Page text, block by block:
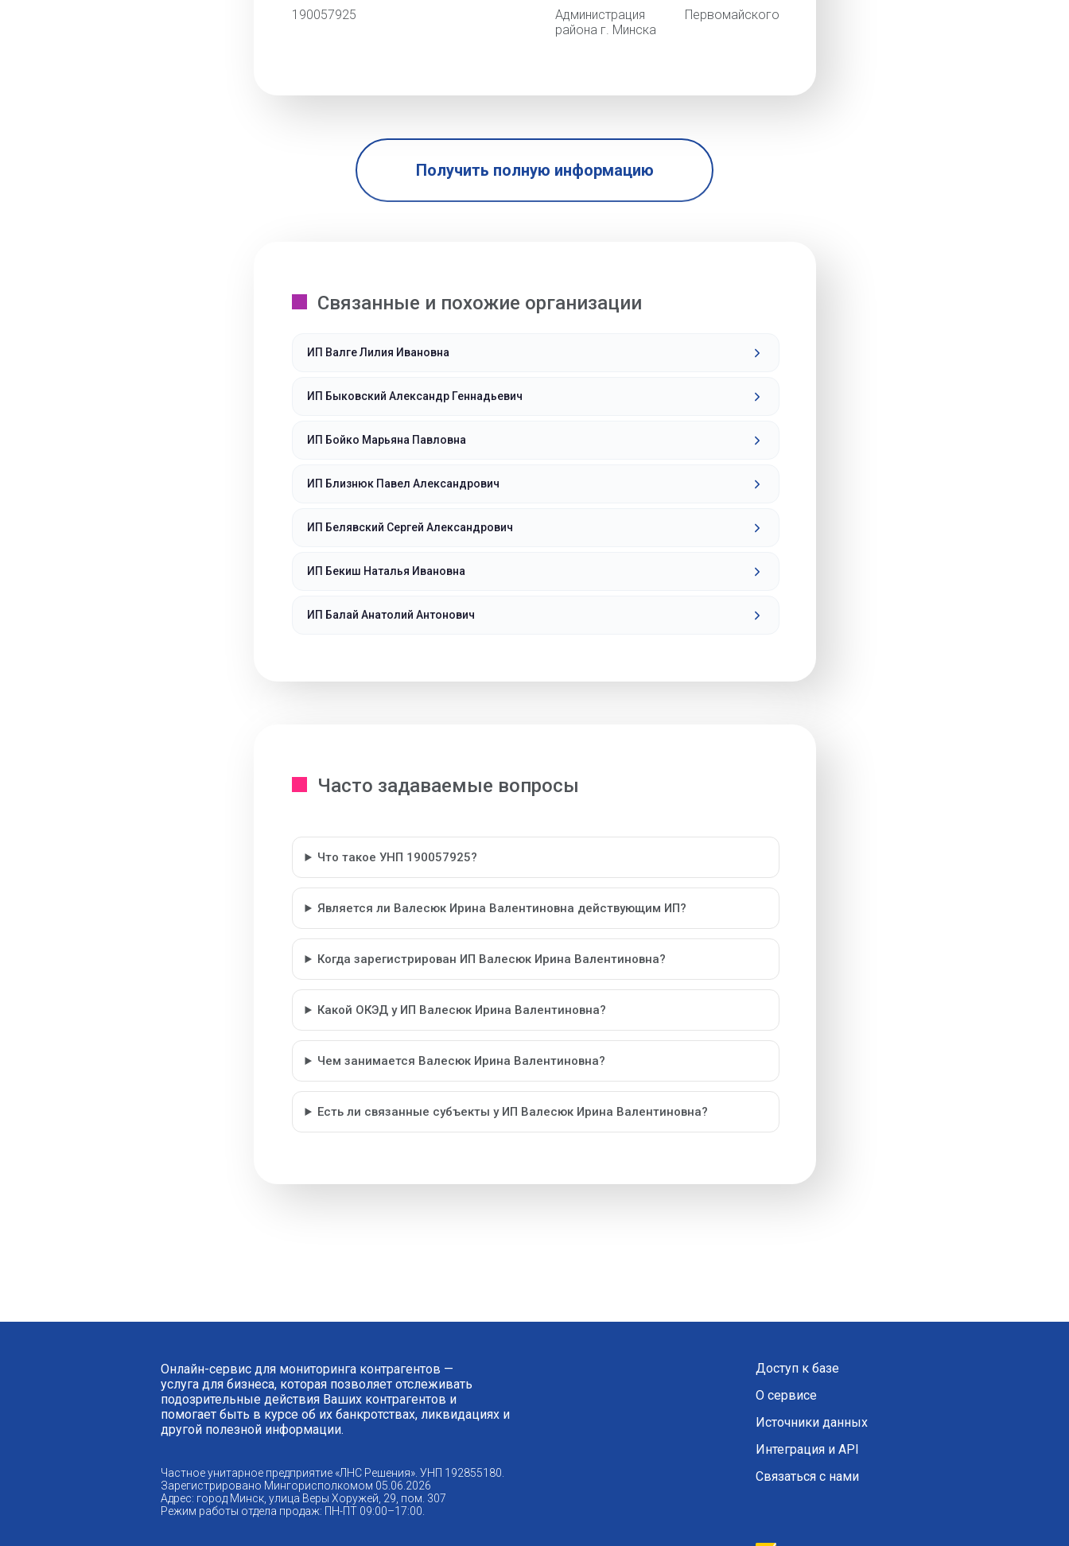
190057925
Администрация Первомайского
района г. Минска
Получить полную информацию
Связанные и похожие организации
ИП Валге Лилия Ивановна
ИП Быковский Александр Геннадьевич
ИП Бойко Марьяна Павловна
ИП Близнюк Павел Александрович
ИП Белявский Сергей Александрович
ИП Бекиш Наталья Ивановна
ИП Балай Анатолий Антонович
Часто задаваемые вопросы
Что такое УНП 190057925?
Является ли Валесюк Ирина Валентиновна действующим ИП?
Когда зарегистрирован ИП Валесюк Ирина Валентиновна?
Какой ОКЭД у ИП Валесюк Ирина Валентиновна?
Чем занимается Валесюк Ирина Валентиновна?
Есть ли связанные субъекты у ИП Валесюк Ирина Валентиновна?
Онлайн-сервис для мониторинга контрагентов —
услуга для бизнеса, которая позволяет отслеживать
подозрительные действия Ваших контрагентов и
помогает быть в курсе об их банкротствах, ликвидациях и
другой полезной информации.
Частное унитарное предприятие «ЛНС Решения». УНП 192855180.
Зарегистрировано Мингорисполкомом 05.06.2026
Адрес: город Минск, улица Веры Хоружей, 29, пом. 307
Режим работы отдела продаж: ПН-ПТ 09:00–17:00.
Доступ к базе
О сервисе
Источники данных
Интеграция и API
Связаться с нами